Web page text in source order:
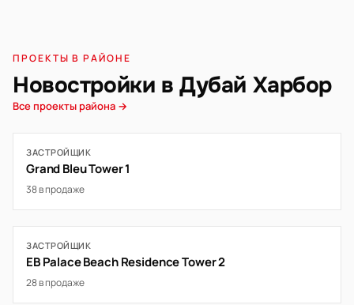
ПРОЕКТЫ В РАЙОНЕ
Новостройки в Дубай Харбор
Все проекты района →
ЗАСТРОЙЩИК
Grand Bleu Tower 1
38 в продаже
ЗАСТРОЙЩИК
EB Palace Beach Residence Tower 2
28 в продаже